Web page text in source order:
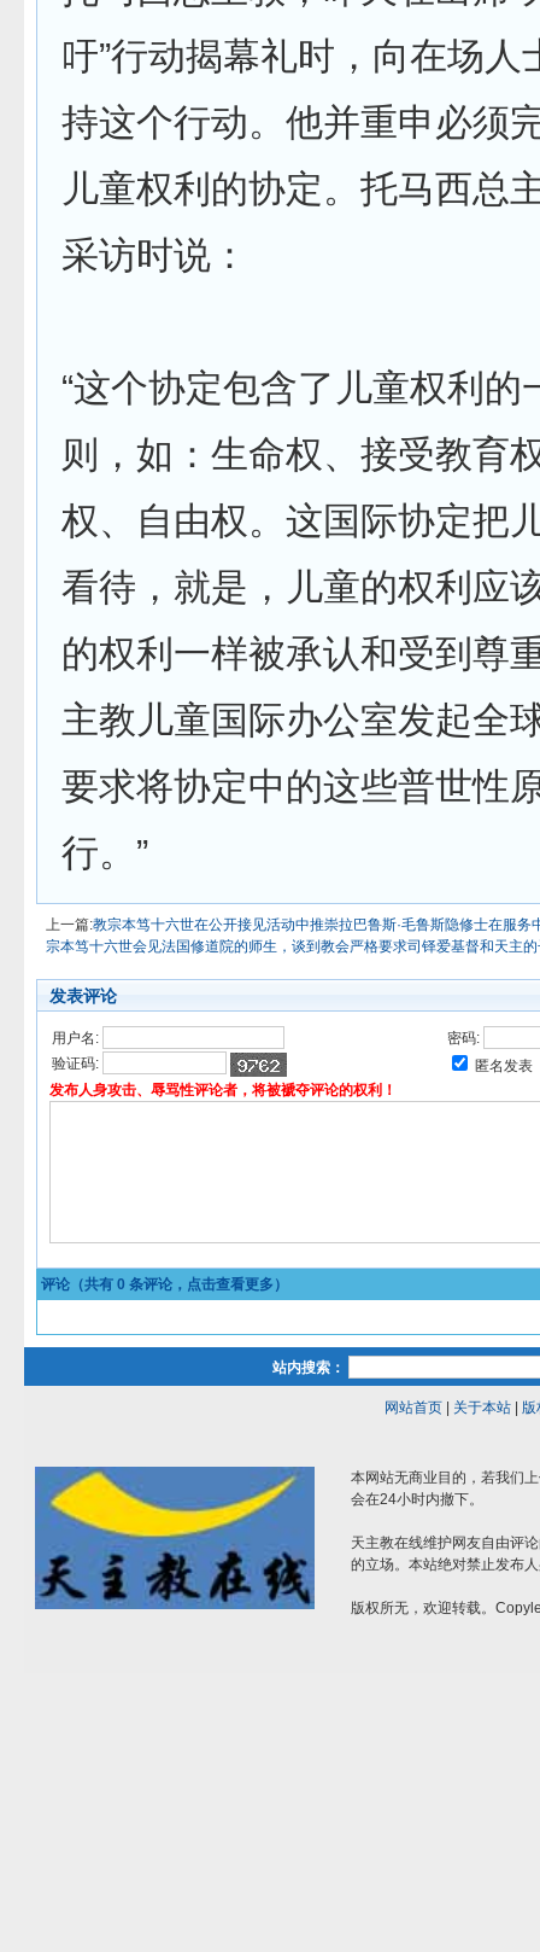
吁”行动揭幕礼时，向在场人
持这个行动。他并重申必须
儿童权利的协定。托马西总
采访时说：
“这个协定包含了儿童权利的
则，如：生命权、接受教育
权、自由权。这国际协定把
看待，就是，儿童的权利应
的权利一样被承认和受到尊
主教儿童国际办公室发起全
要求将协定中的这些普世性
行。”
上一篇:教宗本笃十六世在公开接见活动中推崇拉巴鲁斯·毛鲁斯隐修士在服务
宗本笃十六世会见法国修道院的师生，谈到教会严格要求司铎爱基督和天主
发表评论
用户名:
密码:
验证码:
匿名发表
发布人身攻击、辱骂性评论者，将被褫夺评论的权利！
评论（共有 0 条评论，点击查看更多）
站内搜索：
网站首页| 关于本站| 版
本网站无商业目的，若我们
会在24小时内撤下。
天主教在线维护网友自由评
的立场。本站绝对禁止发布
版权所无，欢迎转载。